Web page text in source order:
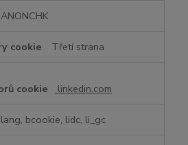
ANONCHK
Třetí strana
linkedin.com
lang, bcookie, lidc, li_gc